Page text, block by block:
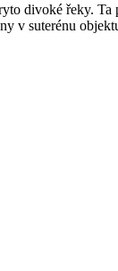
divoké řeky.
v suterénu